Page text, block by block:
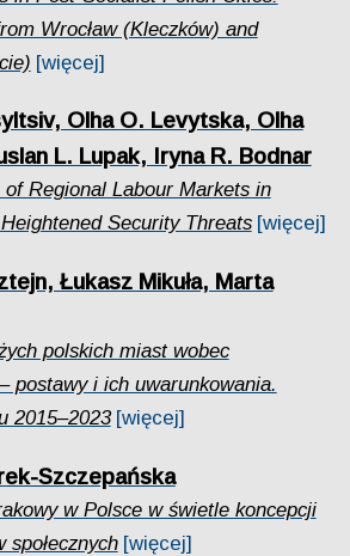
Wrocław (Kleczków) and
[więcej]
Olha O. Levytska, Olha
L. Lupak, Iryna R. Bodnar
Regional Labour Markets in
Security Threats [więcej]
Łukasz Mikuła, Marta
polskich miast wobec
postawy i ich uwarunkowania.
2015–2023 [więcej]
Szczepańska
w Polsce w świetle koncepcji
społecznych [więcej]